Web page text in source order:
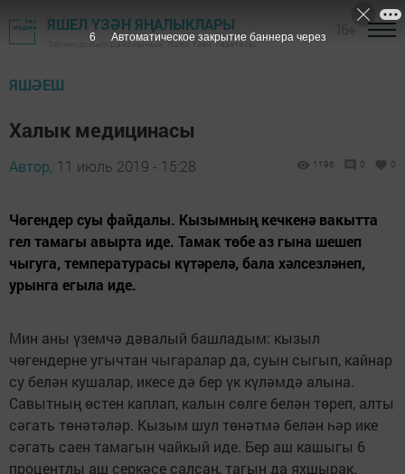
ЯШЕЛ ҮЗӘН ЯҢАЛЫКЛАРЫ
Зеленодольск районының "Яшел Үзән" газетасы
ЯШӘЕШ
Халык медицинасы
Автор, 11 июль 2019 - 15:28 1196 0 0
Чөгендер суы файдалы. Кызымның кечкенә вакытта
гел тамагы авырта иде. Тамак төбе аз гына шешеп
чыгуга, температурасы күтәрелә, бала хәлсезләнеп,
урынга егыла иде.
Мин аны үземчә дәвалый башладым: кызыл
чөгендерне угычтан чыгаралар да, суын сыгып, кайнар
су белән кушалар, икесе дә бер үк күләмдә алына.
Савытның өстен каплап, калын сөлге белән төреп, алты
сәгать төнәтәләр. Кызым шул төнәтмә белән һәр ике
сәгать саен тамагын чайкый иде. Бер аш кашыгы 6
процентлы аш серкәсе салсаң, тагын да яхшырак.
5 Автоматическое закрытие баннера через